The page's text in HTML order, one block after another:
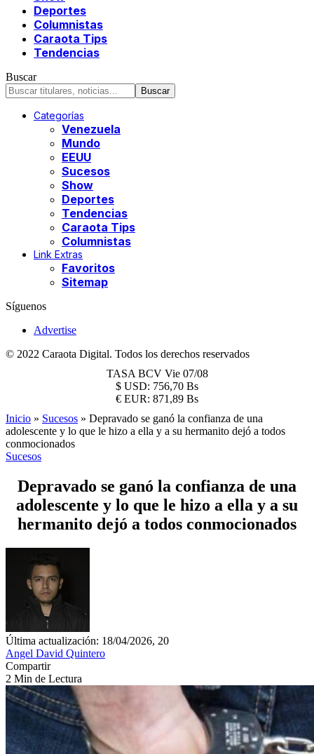
Deportes
Columnistas
Caraota Tips
Tendencias
Buscar
Categorías
Venezuela
Mundo
EEUU
Sucesos
Show
Deportes
Tendencias
Caraota Tips
Columnistas
Link Extras
Favoritos
Sitemap
Síguenos
Advertise
© 2022 Caraota Digital. Todos los derechos reservados
TASA BCV Vie 07/08
$ USD: 756,70 Bs
€ EUR: 871,89 Bs
Inicio » Sucesos » Depravado se ganó la confianza de una
adolescente y lo que le hizo a ella y a su hermanito dejó a todos
conmocionados
Sucesos
Depravado se ganó la confianza de una
adolescente y lo que le hizo a ella y a su
hermanito dejó a todos conmocionados
Última actualización: 18/04/2026, 20
Angel David Quintero
Compartir
2 Min de Lectura